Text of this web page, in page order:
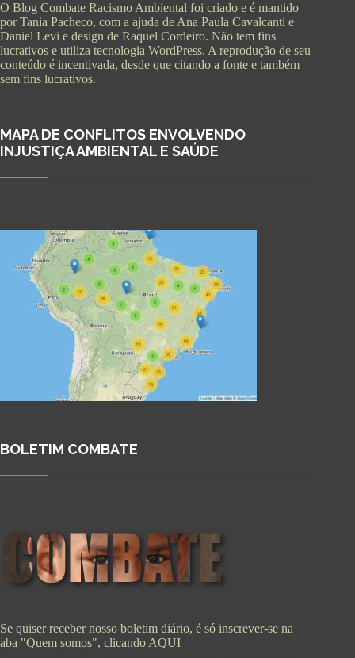
O Blog Combate Racismo Ambiental foi criado e é mantido
por Tania Pacheco, com a ajuda de Ana Paula Cavalcanti e
Daniel Levi e design de Raquel Cordeiro. Não tem fins
lucrativos e utiliza tecnologia WordPress. A reprodução de seu
conteúdo é incentivada, desde que citando a fonte e também
sem fins lucrativos.
MAPA DE CONFLITOS ENVOLVENDO
INJUSTIÇA AMBIENTAL E SAÚDE
BOLETIM COMBATE
Se quiser receber nosso boletim diário, é só inscrever-se na
aba "Quem somos", clicando AQUI